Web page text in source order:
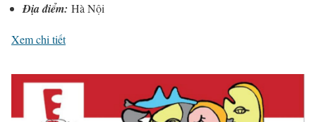
Địa điểm: Hà Nội
Xem chi tiết